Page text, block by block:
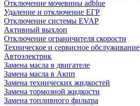
Отключение мочевины adblue
Удаление и отключение ЕГР
Отключение системы EVAP
Активный выхлоп
Отключение ограничителя скорости
Техническое и сервисное обслуживание
Автоэлектрик
Замена масла в двигателе
Замена масла в Акпп
Замена технических жидкостей
Замена тормозной жидкости
Замена топливного фильтра